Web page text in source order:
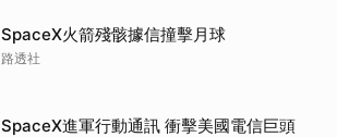
SpaceX火箭殘骸據信撞擊月球
路透社
SpaceX進軍行動通訊 衝擊美國電信巨頭